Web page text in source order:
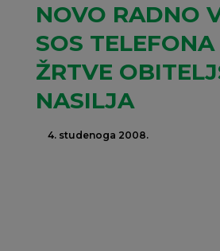
NOVO RADNO
SOS
ŽRTVE
NASILJA
4. studenoga 2008.